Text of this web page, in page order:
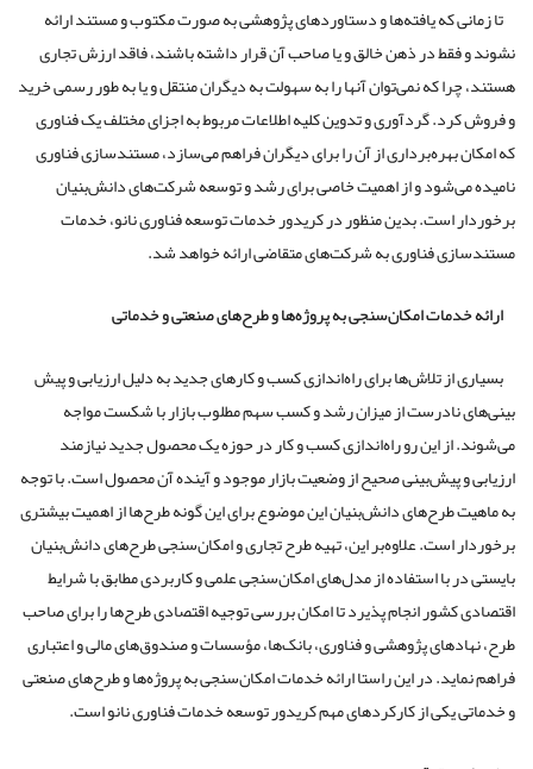
تا زمانی که یافته‌ها و دستاوردهای پژوهشی به صورت مکتوب و مستند ارائه
نشوند و فقط در ذهن خالق و یا صاحب آن قرار داشته باشند، فاقد ارزش تجاری
هستند، چرا که نمی‌توان آنها را به سهولت به دیگران منتقل و یا به طور رسمی خرید
و فروش کرد. گردآوری و تدوین کلیه اطلاعات مربوط به اجزای مختلف یک فناوری
که امکان بهره‌برداری از آن را برای دیگران فراهم می‌سازد، مستندسازی فناوری
نامیده می‌شود و از اهمیت خاصی برای رشد و توسعه شرکت‌های دانش‌بنیان
برخوردار است. بدین منظور در کریدور خدمات توسعه فناوری نانو، خدمات
مستندسازی فناوری به شرکت‌های متقاضی ارائه خواهد شد.
ارائه خدمات امکان‌سنجی به پروژه‌ها و طرح‌های صنعتی و خدماتی
بسیاری از تلاش‌ها برای راه‌اندازی کسب و کارهای جدید به دلیل ارزیابی و پیش
بینی‌های نادرست از میزان رشد و کسب سهم مطلوب بازار با شکست مواجه
می‌شوند. از این رو راه‌اندازی کسب و کار در حوزه یک محصول جدید نیازمند
ارزیابی و پیش‌بینی صحیح از وضعیت بازار موجود و آینده آن محصول است. با توجه
به ماهیت طرح‌های دانش‌بنیان این موضوع برای این گونه طرح‌ها از اهمیت بیشتری
برخوردار است. علاوه‌بر این، تهیه طرح تجاری و امکان‌سنجی طرح‌های دانش‌بنیان
بایستی در با استفاده از مدل‌های امکان‌سنجی علمی و کاربردی مطابق با شرایط
اقتصادی کشور انجام پذیرد تا امکان بررسی توجیه اقتصادی طرح‌ها را برای صاحب
طرح، نهادهای پژوهشی و فناوری، بانک‌ها، مؤسسات و صندوق‌های مالی و اعتباری
فراهم نماید. در این راستا ارائه خدمات امکان‌سنجی به پروژه‌ها و طرح‌های صنعتی
و خدماتی یکی از کارکردهای مهم کریدور توسعه خدمات فناوری نانو است.